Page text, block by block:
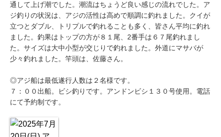
通して上げ潮でした。潮流はちょうど良い感じの流れでした。ア
ジ釣りの状況は、アジの活性は高めで順調に釣れました。クイが
立つとダブル、トリプルで釣れることも多く、皆さん平均に釣れ
ました。釣果はトップの方が８１尾、2番手は６７尾釣れまし
た。サイズは大中小型が交じりで釣れました。外道にマサバが
少々釣れました。竿頭は、佐藤さん。
◎アジ船は最低遂行人数は２名様です。
７：００出船。ビシ釣りです。アンドンビシ１３０号使用。電話
にて予約制です。